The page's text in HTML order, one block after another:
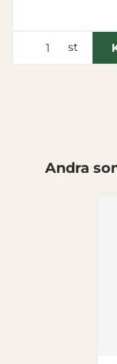
st
Andra